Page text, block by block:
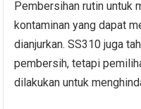
Pembersihan rutin untuk
kontaminan yang dapat
dianjurkan. SS310 juga
pembersih, tetapi
dilakukan untuk